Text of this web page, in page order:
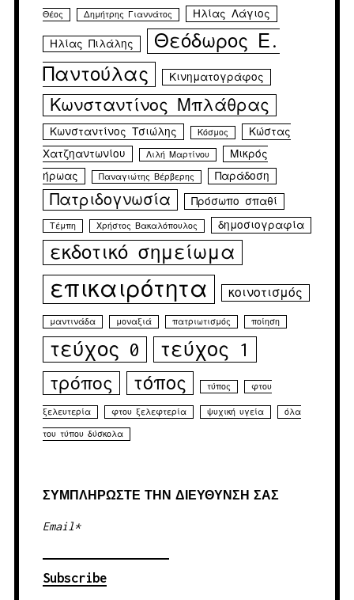
Θέος Δημήτρης Γιαννάτος Ηλίας Λάγιος
Ηλίας Πιλάλης
Θεόδωρος Ε.
Παντούλας
Κινηματογράφος
Κωνσταντίνος Μπλάθρας
Κωνσταντίνος Τσιώλης Κόσμος
Κώστας
Χατζηαντωνίου
Λιλή Μαρτίνου
Μικρός
ήρωας
Παναγιώτης Βέρβερης Παράδοση
Πατριδογνωσία Πρόσωπο σπαθί
Τέμπη Χρήστος Βακαλόπουλος δημοσιογραφία
εκδοτικό σημείωμα
επικαιρότητα κοινοτισμός
μαντινάδα μοναξιά πατριωτισμός ποίηση
τεύχος 0 τεύχος 1
τρόπος τόπος τύπος φτου
ξελευτερία φτου ξελεφτερία ψυχική υγεία όλα
του τύπου δύσκολα
ΣΥΜΠΛΉΡΏΣΤΕ ΤΗΝ ΔΙΕΎΘΥΝΣΉ ΣΑΣ
Email*